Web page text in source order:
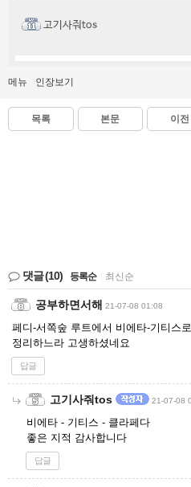
고기사줘tos
메뉴 인장보기
목록 본문 이전
댓글(10) 등록순 최신순
공부하면서해 21-07-08 01:08
페디-서쪽숲 루트에서 비에타-기티스
정리하느라 고생하셨네요
답글
고기사줘tos 21-07-08
비에타 - 기티스 - 클라페다
좋은 지적 감사합니다
답글